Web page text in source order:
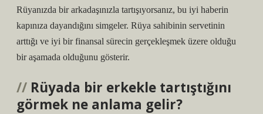
Rüyanızda bir arkadaşınızla tartışıyorsanız, bu iyi haberin
kapınıza dayandığını simgeler. Rüya sahibinin servetinin
arttığı ve iyi bir finansal sürecin gerçekleşmek üzere olduğu
bir aşamada olduğunu gösterir.
Rüyada bir erkekle tartıştığını
görmek ne anlama gelir?